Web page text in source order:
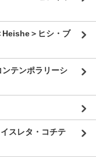
Heishe＞ヒシ・ブ
テンポラリーシ
スレタ・コチテ